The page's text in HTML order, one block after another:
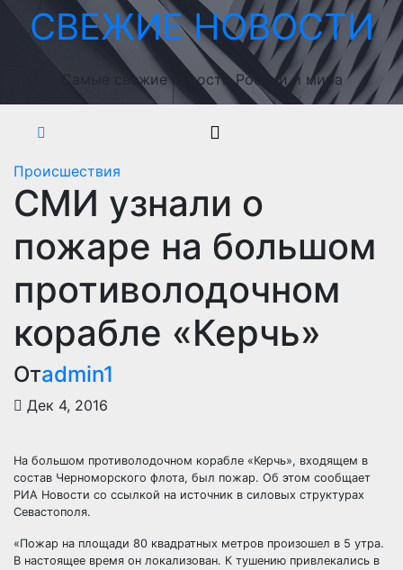
ПерейтиСВЕЖИЕ НОВОСТИ
Самые свежие новости России и мира
Происшествия
СМИ узнали о
пожаре на большом
противолодочном
корабле «Керчь»
Отadmin1
Дек 4, 2016
На большом противолодочном корабле «Керчь», входящем в
состав Черноморского флота, был пожар. Об этом сообщает
РИА Новости со ссылкой на источник в силовых структурах
Севастополя.
«Пожар на площади 80 квадратных метров произошел в 5 утра.
В настоящее время он локализован. К тушению привлекались в